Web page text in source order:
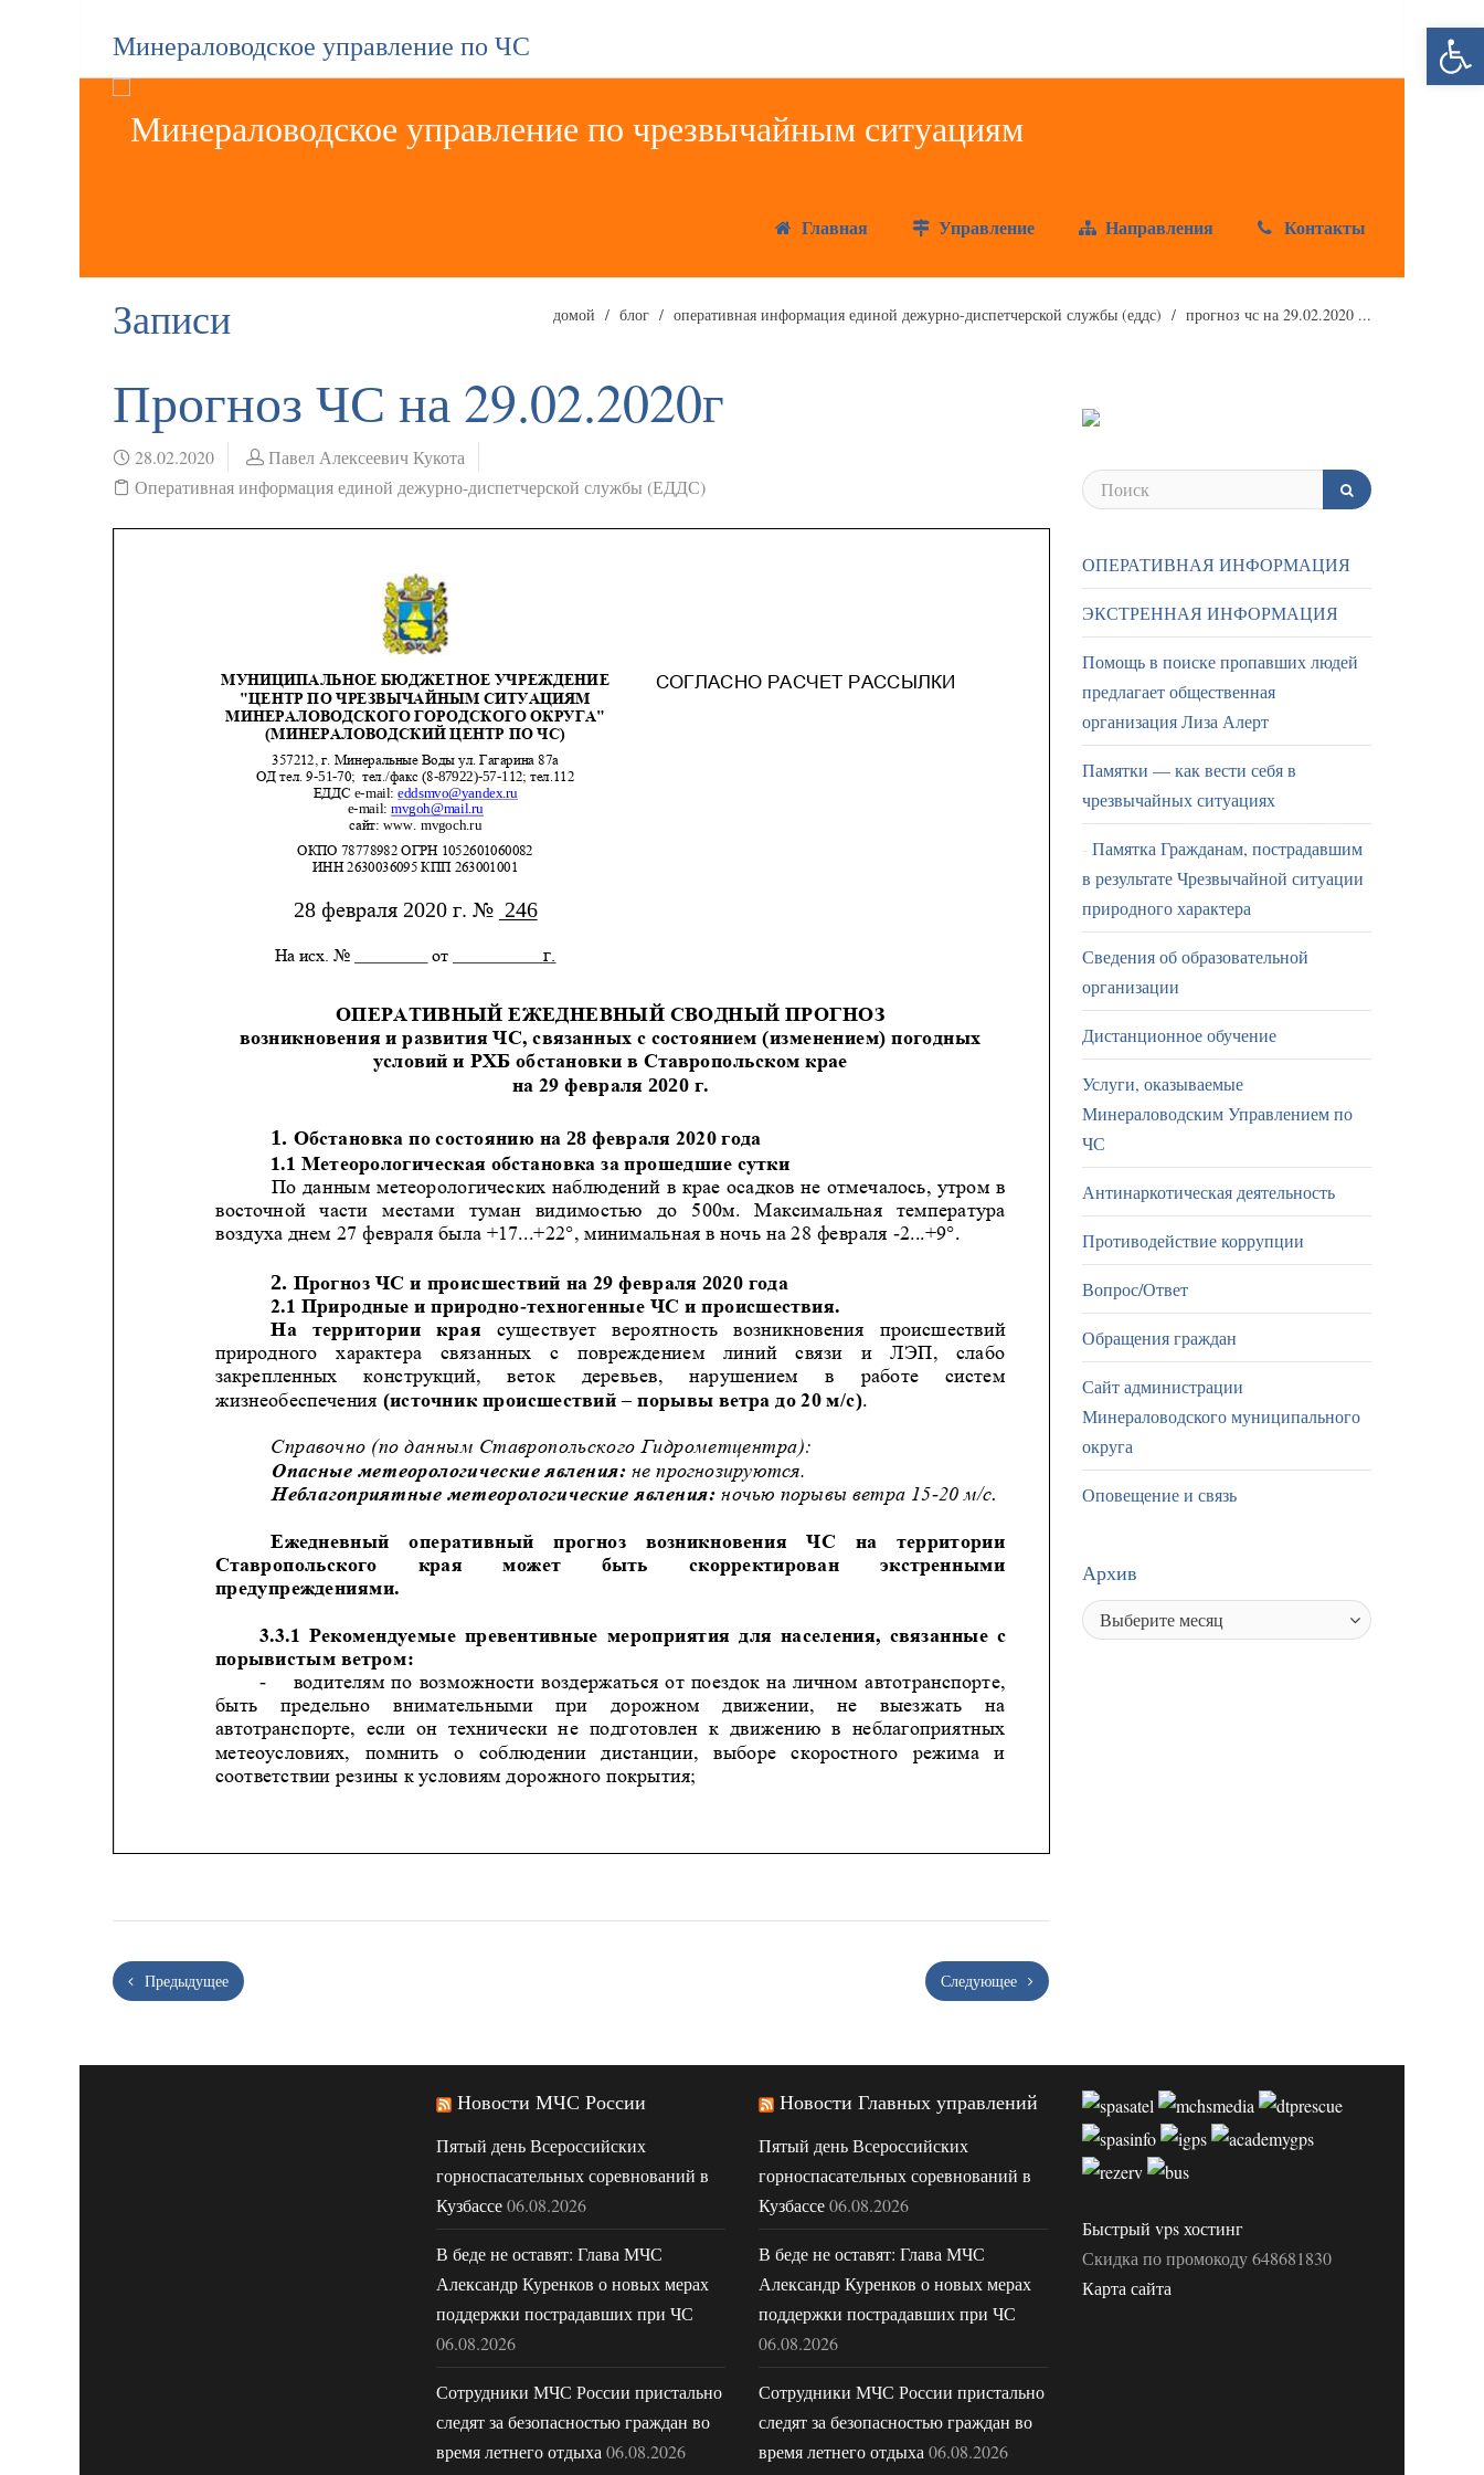
Минераловодское управление по ЧС
Главная Управление Направления Контакты
Записи домой блог оперативная информация единой дежурно-диспетчерской службы (еддс) прогноз чс на 29.02.2020 ...
Прогноз ЧС на 29.02.2020г
28.02.2020
Павел Алексеевич Кукота
Оперативная информация единой дежурно-диспетчерской службы (ЕДДС)
Предыдущее Следующее
ОПЕРАТИВНАЯ ИНФОРМАЦИЯ
ЭКСТРЕННАЯ ИНФОРМАЦИЯ
Помощь в поиске пропавших людей
предлагает общественная
организация Лиза Алерт
Памятки — как вести себя в
чрезвычайных ситуациях
Памятка Гражданам, пострадавшим
в результате Чрезвычайной ситуации
природного характера
Сведения об образовательной
организации
Дистанционное обучение
Услуги, оказываемые
Минераловодским Управлением по
ЧС
Антинаркотическая деятельность
Противодействие коррупции
Вопрос/Ответ
Обращения граждан
Сайт администрации
Минераловодского муниципального
округа
Оповещение и связь
Архив
Новости МЧС России
Пятый день Всероссийских
горноспасательных соревнований в
Кузбассе 06.08.2026
В беде не оставят: Глава МЧС
Александр Куренков о новых мерах
поддержки пострадавших при ЧС
06.08.2026
Сотрудники МЧС России пристально
следят за безопасностью граждан во
время летнего отдыха 06.08.2026
Новости Главных управлений
Пятый день Всероссийских
горноспасательных соревнований в
Кузбассе06.08.2026
В беде не оставят: Глава МЧС
Александр Куренков о новых мерах
поддержки пострадавших при ЧС
06.08.2026
Сотрудники МЧС России пристально
следят за безопасностью граждан во
время летнего отдыха 06.08.2026
Быстрый vps хостинг
Скидка по промокоду 648681830
Карта сайта